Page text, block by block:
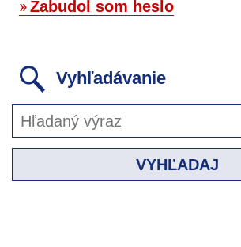
Zabudol som heslo
Vyhľadávanie
VYHĽADAJ